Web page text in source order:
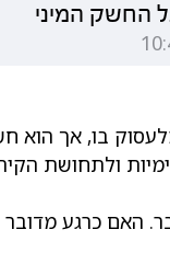
החשק המיני
בו, אך הוא
ולתחושת
האם כרגע